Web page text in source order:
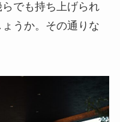
でも持ち上げられ
うか。その通りな